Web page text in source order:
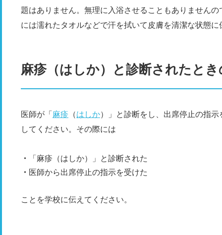
題はありません。無理に入浴させることもありません
には濡れたタオルなどで汗を拭いて皮膚を清潔な状態
麻疹（はしか）と診断されたと
医師が「 麻疹 （はしか）」と診断をし、出席停止の指
してください。その際には
「麻疹（はしか）」と診断された
医師から出席停止の指示を受けた
ことを学校に伝えてください。